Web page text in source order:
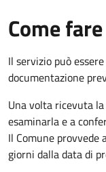
Come fare
Il servizio può
documentazione
Una volta ricevuta
esaminarla e a
Il Comune
giorni dalla data di